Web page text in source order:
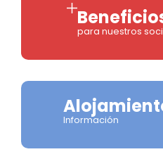
para nuestros
Información